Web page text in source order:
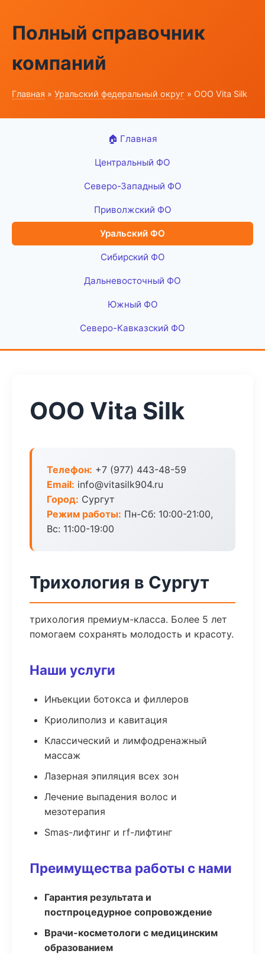
Полный справочник
компаний
Главная » Уральский федеральный округ » ООО Vita Silk
🏠 Главная
Центральный ФО
Северо-Западный ФО
Приволжский ФО
Уральский ФО
Сибирский ФО
Дальневосточный ФО
Южный ФО
Северо-Кавказский ФО
ООО Vita Silk
Телефон: +7 (977) 443-48-59
Email: info@vitasilk904.ru
Город: Сургут
Режим работы: Пн-Сб: 10:00-21:00,
Вс: 11:00-19:00
Трихология в Сургут
трихология премиум-класса. Более 5 лет
помогаем сохранять молодость и красоту.
Наши услуги
Инъекции ботокса и филлеров
Криолиполиз и кавитация
Классический и лимфодренажный
массаж
Лазерная эпиляция всех зон
Лечение выпадения волос и
мезотерапия
Smas-лифтинг и rf-лифтинг
Преимущества работы с нами
Гарантия результата и
постпроцедурное сопровождение
Врачи-косметологи с медицинским
образованием